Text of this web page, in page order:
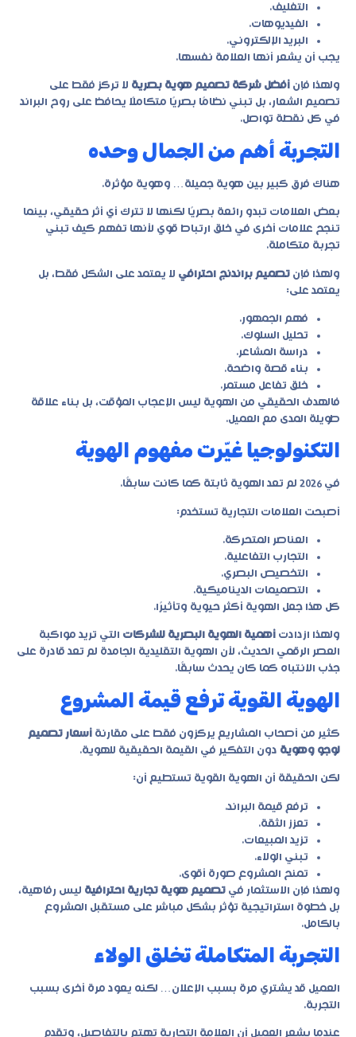
التغليف.
الفيديوهات.
البريد الإلكتروني.
يجب أن يشعر أنها العلامة نفسها.
ولهذا فإن أفضل شركة تصميم هوية بصرية لا تركز فقط على
تصميم الشعار، بل تبني نظامًا بصريًا متكاملًا يحافظ على روح البراند
في كل نقطة تواصل.
التجربة أهم من الجمال وحده
هناك فرق كبير بين هوية جميلة… وهوية مؤثرة.
بعض العلامات تبدو رائعة بصريًا لكنها لا تترك أي أثر حقيقي، بينما
تنجح علامات أخرى في خلق ارتباط قوي لأنها تفهم كيف تبني
تجربة متكاملة.
ولهذا فإن تصميم براندنج احترافي لا يعتمد على الشكل فقط، بل
يعتمد على:
فهم الجمهور.
تحليل السلوك.
دراسة المشاعر.
بناء قصة واضحة.
خلق تفاعل مستمر.
فالهدف الحقيقي من الهوية ليس الإعجاب المؤقت، بل بناء علاقة
طويلة المدى مع العميل.
التكنولوجيا غيّرت مفهوم الهوية
في 2026 لم تعد الهوية ثابتة كما كانت سابقًا.
أصبحت العلامات التجارية تستخدم:
العناصر المتحركة.
التجارب التفاعلية.
التخصيص البصري.
التصميمات الديناميكية.
كل هذا جعل الهوية أكثر حيوية وتأثيرًا.
ولهذا ازدادت أهمية الهوية البصرية للشركات التي تريد مواكبة
العصر الرقمي الحديث، لأن الهوية التقليدية الجامدة لم تعد قادرة على
جذب الانتباه كما كان يحدث سابقًا.
الهوية القوية ترفع قيمة المشروع
كثير من أصحاب المشاريع يركزون فقط على مقارنة أسعار تصميم
لوجو وهوية دون التفكير في القيمة الحقيقية للهوية.
لكن الحقيقة أن الهوية القوية تستطيع أن:
ترفع قيمة البراند.
تعزز الثقة.
تزيد المبيعات.
تبني الولاء.
تمنح المشروع صورة أقوى.
ولهذا فإن الاستثمار في تصميم هوية تجارية احترافية ليس رفاهية،
بل خطوة استراتيجية تؤثر بشكل مباشر على مستقبل المشروع
بالكامل.
التجربة المتكاملة تخلق الولاء
العميل قد يشتري مرة بسبب الإعلان… لكنه يعود مرة أخرى بسبب
التجربة.
عندما يشعر العميل أن العلامة التجارية تهتم بالتفاصيل، وتقدم